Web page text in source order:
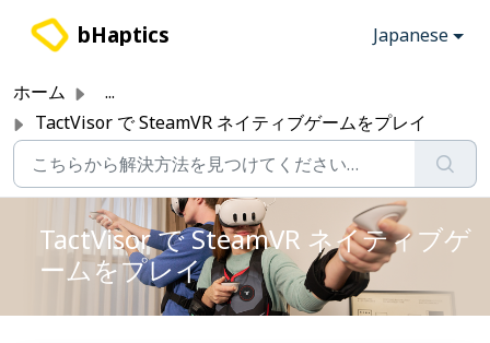
bHaptics Japanese
ホーム
...
TactVisor で SteamVR ネイティブゲームをプレイ
TactVisor で SteamVR ネイティブゲ
ームをプレイ